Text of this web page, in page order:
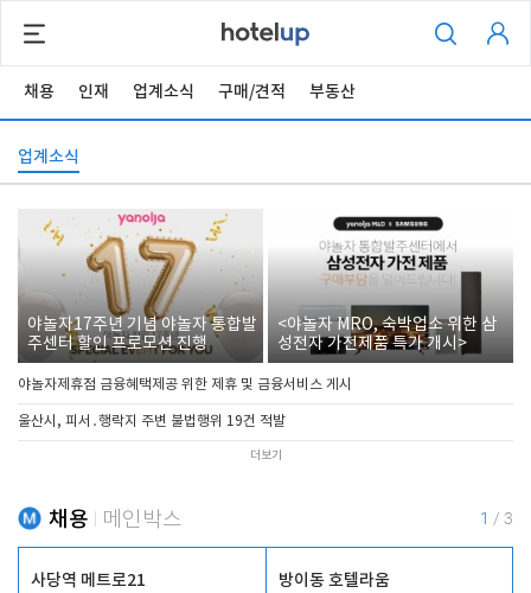
채용 인재 업계소식 구매/견적 부동산
업계소식
야놀자17주년 기념 야놀자 통합발
주센터 할인 프로모션 진행
<야놀자 MRO, 숙박업소 위한 삼
성전자 가전제품 특가 개시>
야놀자제휴점 금융혜택제공 위한 제휴 및 금융서비스 게시
울산시, 피서․행락지 주변 불법행위 19건 적발
더보기
채용 메인박스 1 / 3
사당역 메트로21 방이동 호텔라움